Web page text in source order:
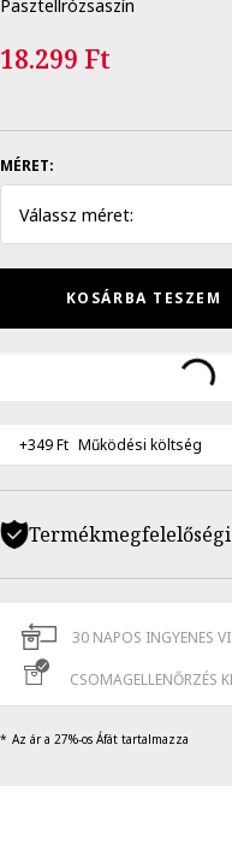
Pasztellrózsaszín
18.299 Ft
MÉRET:
Válassz méret:
KOSÁRBA TESZEM
+349 Ft Működési költség
30 NAPOS INGYENES
CSOMAGELLENŐRZÉS
Az ár a 27%-os Áfát tartalmazza